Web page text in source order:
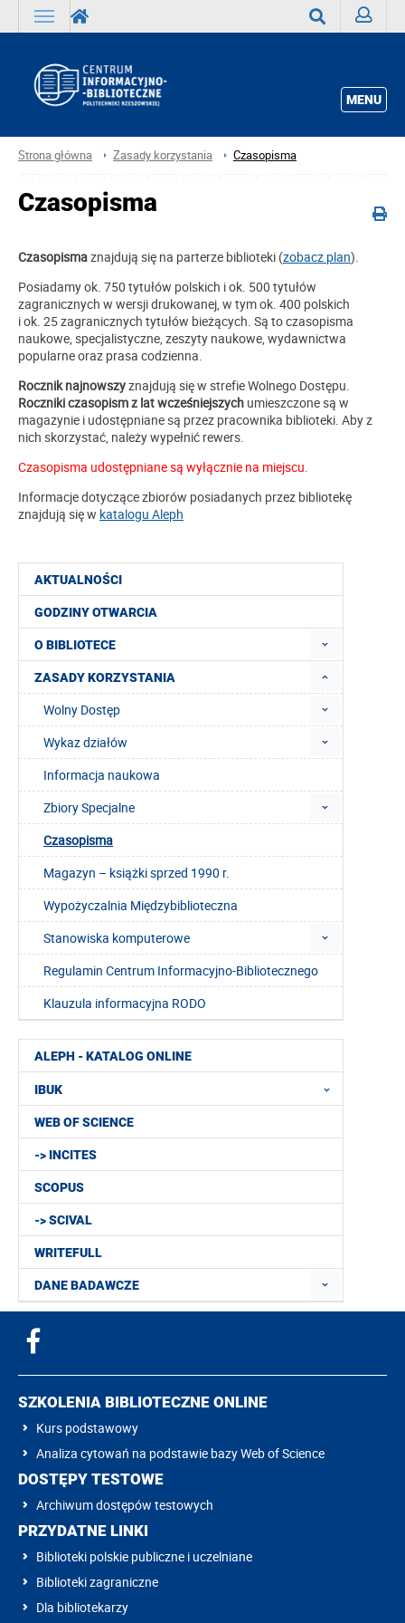
MENU
Strona główna Zasady korzystania Czasopisma
AKTUALNOŚCI
GODZINY OTWARCIA
O BIBLIOTECE
ZASADY KORZYSTANIA
Wolny Dostęp
Wykaz działów
Informacja naukowa
Zbiory Specjalne
Czasopisma
Magazyn – książki sprzed 1990 r.
Wypożyczalnia Międzybiblioteczna
Stanowiska komputerowe
Regulamin Centrum Informacyjno-Bibliotecznego
Klauzula informacyjna RODO
ALEPH - KATALOG ONLINE
IBUK
WEB OF SCIENCE
-> INCITES
SCOPUS
-> SCIVAL
WRITEFULL
DANE BADAWCZE
Czasopisma
Czasopismaznajdują się na parterze biblioteki (zobacz plan).
Posiadamy ok. 750 tytułów polskich i ok. 500 tytułów
zagranicznych w wersji drukowanej, w tym ok. 400 polskich
i ok. 25 zagranicznych tytułów bieżących. Są to czasopisma
naukowe, specjalistyczne, zeszyty naukowe, wydawnictwa
popularne oraz prasa codzienna.
Rocznik najnowszyznajdują się w strefie Wolnego Dostępu.
Roczniki czasopism z lat wcześniejszych umieszczone są w
magazynie i udostępniane są przez pracownika biblioteki. Aby z
nich skorzystać, należy wypełnić rewers.
Czasopisma udostępniane są wyłącznie na miejscu.
Informacje dotyczące zbiorów posiadanych przez bibliotekę
znajdują się w katalogu Aleph
SZKOLENIA BIBLIOTECZNE ONLINE
Kurs podstawowy
Analiza cytowań na podstawie bazy Web of Science
DOSTĘPY TESTOWE
Archiwum dostępów testowych
PRZYDATNE LINKI
Biblioteki polskie publiczne i uczelniane
Biblioteki zagraniczne
Dla bibliotekarzy